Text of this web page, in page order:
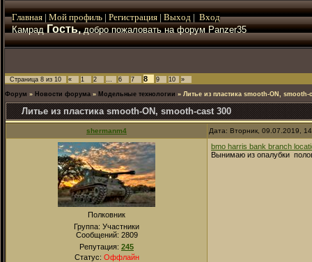
Главная | Мой профиль | Регистрация | Выход | Вход
КамрадГость,добро пожаловать на форум Panzer35
Страница 8 из 10 « 1 2 … 6 7 8 9 10 »
Форум » Новости форума » Модельные технологии » Литье из пластика smooth-ON, smooth-
Литье из пластика smooth-ON, smooth-cast 300
shermanm4 Дата: Вторник, 09.07.2019,
Полковник
Группа: Участники
Сообщений: 2809
Репутация: 245
Статус: Оффлайн
bmo harris bank branch
Вынимаю из опалубки